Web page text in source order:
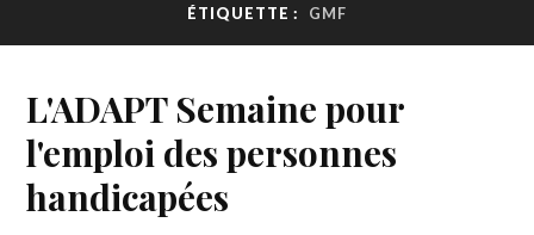
ÉTIQUETTE : GMF
L'ADAPT Semaine pour
l'emploi des personnes
handicapées